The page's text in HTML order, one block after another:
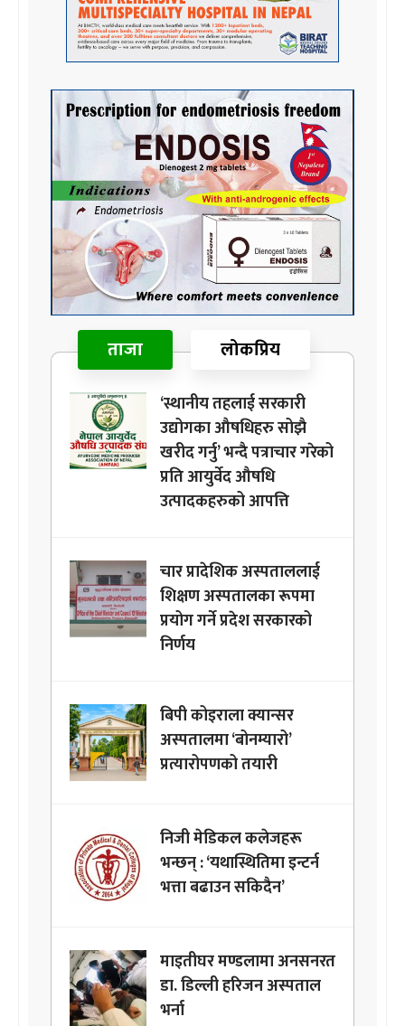
ताजा लोकप्रिय
‘स्थानीय तहलाई सरकारी
उद्योगका औषधिहरु सोझै
खरीद गर्नु’ भन्दै पत्राचार गरेको
प्रति आयुर्वेद औषधि
उत्पादकहरुको आपत्ति
चार प्रादेशिक अस्पताललाई
शिक्षण अस्पतालका रूपमा
प्रयोग गर्ने प्रदेश सरकारको
निर्णय
बिपी कोइराला क्यान्सर
अस्पतालमा ‘बोनम्यारो’
प्रत्यारोपणको तयारी
निजी मेडिकल कलेजहरू
भन्छन् : ‘यथास्थितिमा इन्टर्न
भत्ता बढाउन सकिदैन’
माइतीघर मण्डलामा अनसनरत
डा. डिल्ली हरिजन अस्पताल
भर्ना